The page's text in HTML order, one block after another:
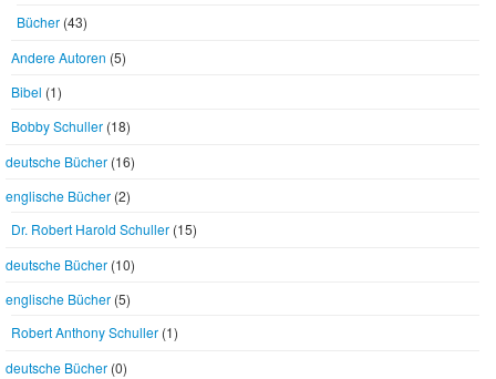
Bücher (43)
Andere Autoren (5)
Bibel (1)
Bobby Schuller (18)
deutsche Bücher (16)
englische Bücher (2)
Dr. Robert Harold Schuller (15)
deutsche Bücher (10)
englische Bücher (5)
Robert Anthony Schuller (1)
deutsche Bücher (0)